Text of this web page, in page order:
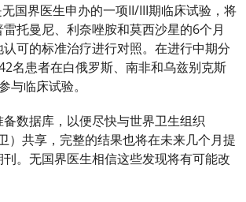
无国界医生申办的一项II/III期临床试验，将
托曼尼、利奈唑胺和莫西沙星的6个月
可的标准治疗进行对照。在进行中期分
名患者在白俄罗斯、南非和乌兹别克斯
与临床试验。
数据库，以便尽快与世界卫生组织
）共享，完整的结果也将在未来几个月提
。无国界医生相信这些发现将有可能改